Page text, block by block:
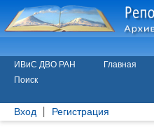
ИВиС ДВО РАН Главная
Поиск
Вход Регистрация